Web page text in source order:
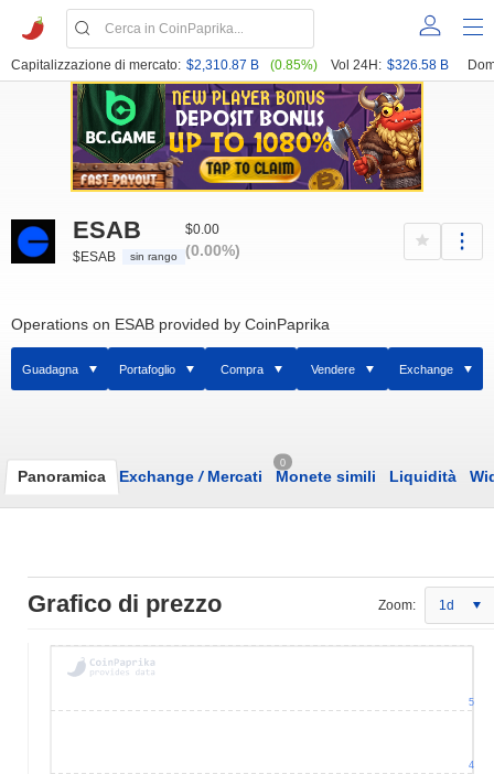
Capitalizzazione di mercato: $2,310.87 B (0.85%) Vol 24H: $326.58 B
ESAB
$ESAB sin rango
$0.00
(0.00%)
Operations on ESAB provided by CoinPaprika
Guadagna Portafoglio Compra Vendere Exchange
Panoramica Exchange /Mercati
0
Monete simili Liquidità
Grafico di prezzo Zoom: 1d
4
5